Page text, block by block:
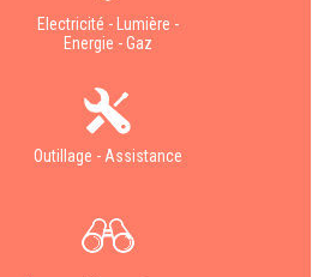
Electricité - Lumière -
Energie - Gaz
Outillage - Assistance